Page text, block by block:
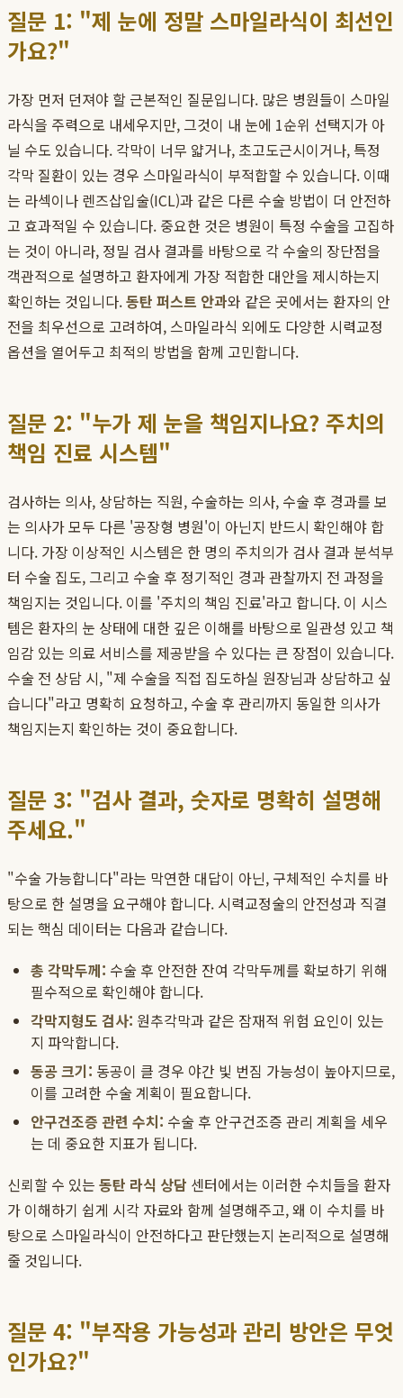
질문 1: "제 눈에 정말 스마일라식이 최선인
가요?"
가장 먼저 던져야 할 근본적인 질문입니다. 많은 병원들이 스마일
라식을 주력으로 내세우지만, 그것이 내 눈에 1순위 선택지가 아
닐 수도 있습니다. 각막이 너무 얇거나, 초고도근시이거나, 특정
각막 질환이 있는 경우 스마일라식이 부적합할 수 있습니다. 이때
는 라섹이나 렌즈삽입술(ICL)과 같은 다른 수술 방법이 더 안전하
고 효과적일 수 있습니다. 중요한 것은 병원이 특정 수술을 고집하
는 것이 아니라, 정밀 검사 결과를 바탕으로 각 수술의 장단점을
객관적으로 설명하고 환자에게 가장 적합한 대안을 제시하는지
확인하는 것입니다.동탄 퍼스트 안과와 같은 곳에서는 환자의 안
전을 최우선으로 고려하여, 스마일라식 외에도 다양한 시력교정
옵션을 열어두고 최적의 방법을 함께 고민합니다.
질문 2: "누가 제 눈을 책임지나요? 주치의
책임 진료 시스템"
검사하는 의사, 상담하는 직원, 수술하는 의사, 수술 후 경과를 보
는 의사가 모두 다른 '공장형 병원'이 아닌지 반드시 확인해야 합
니다. 가장 이상적인 시스템은 한 명의 주치의가 검사 결과 분석부
터 수술 집도, 그리고 수술 후 정기적인 경과 관찰까지 전 과정을
책임지는 것입니다. 이를 '주치의 책임 진료'라고 합니다. 이 시스
템은 환자의 눈 상태에 대한 깊은 이해를 바탕으로 일관성 있고 책
임감 있는 의료 서비스를 제공받을 수 있다는 큰 장점이 있습니다.
수술 전 상담 시, "제 수술을 직접 집도하실 원장님과 상담하고 싶
습니다"라고 명확히 요청하고, 수술 후 관리까지 동일한 의사가
책임지는지 확인하는 것이 중요합니다.
질문 3: "검사 결과, 숫자로 명확히 설명해
주세요."
"수술 가능합니다"라는 막연한 대답이 아닌, 구체적인 수치를 바
탕으로 한 설명을 요구해야 합니다. 시력교정술의 안전성과 직결
되는 핵심 데이터는 다음과 같습니다.
총 각막두께: 수술 후 안전한 잔여 각막두께를 확보하기 위해
필수적으로 확인해야 합니다.
각막지형도 검사: 원추각막과 같은 잠재적 위험 요인이 있는
지 파악합니다.
동공 크기: 동공이 클 경우 야간 빛 번짐 가능성이 높아지므로,
이를 고려한 수술 계획이 필요합니다.
안구건조증 관련 수치: 수술 후 안구건조증 관리 계획을 세우
는 데 중요한 지표가 됩니다.
신뢰할 수 있는 동탄 라식 상담 센터에서는 이러한 수치들을 환자
가 이해하기 쉽게 시각 자료와 함께 설명해주고, 왜 이 수치를 바
탕으로 스마일라식이 안전하다고 판단했는지 논리적으로 설명해
줄 것입니다.
질문 4: "부작용 가능성과 관리 방안은 무엇
인가요?"